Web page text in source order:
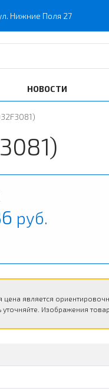
Нижние Поля 27
НОВОСТИ
руб.
цена является
уточняйте. Изображения